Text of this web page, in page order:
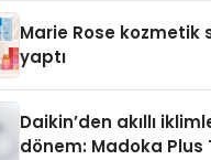
Marie Rose kozmetik
yaptı
Daikin’den akıllı
dönem: Madoka Plus